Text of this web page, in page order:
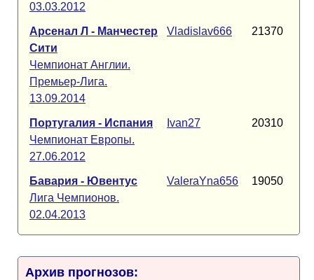
03.03.2012
Арсенал Л - Манчестер
Сити
Чемпионат Англии.
Премьер-Лига.
13.09.2014
Vladislav666 21370
Португалия - Испания
Чемпионат Европы.
27.06.2012
Ivan27 20310
Бавария - Ювентус
Лига Чемпионов.
02.04.2013
ValeraYna656 19050
Архив прогнозов: